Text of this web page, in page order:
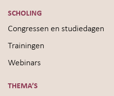
SCHOLING
Congressen en studiedagen
Trainingen
Webinars
THEMA’S